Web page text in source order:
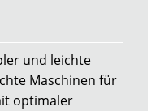
und leichte
Maschinen für
optimaler